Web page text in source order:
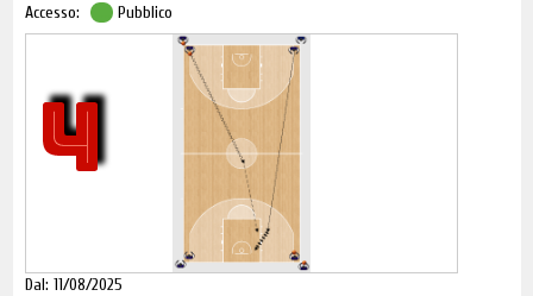
Questa spaziatura prevede ampi spazi per l'attacco sulla linea
di fondo e svariate opzioni tra le quali quella che analizziamo
#5 porta un blocco verticale per #2 mentre il playmaker, #1,
passa la palla a #4 tagliando verso l'area per giocare una
posizione di post basso in una zona sovrannumerata in quanto
#2 taglia verso l'angolo di lato forte sfruttando il blocco del
4
Accesso: Pubblico
Dal: 11/08/2025